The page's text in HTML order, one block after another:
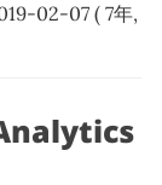
02-07 ( 7年,